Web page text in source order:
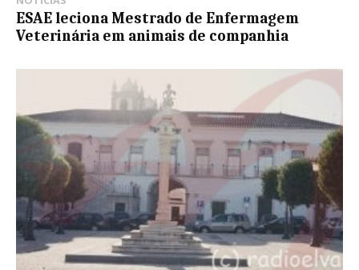
ESAE leciona Mestrado de Enfermagem
Veterinária em animais de companhia